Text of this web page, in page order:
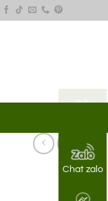
Chat zalo